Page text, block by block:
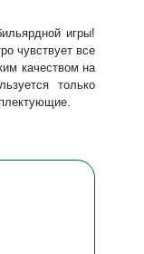
игры!
чувствует все
качеством на
только